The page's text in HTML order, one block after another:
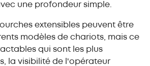
une profondeur simple.
extensibles peuvent être
modèles de chariots, mais ce
qui sont les plus
la visibilité de l'opérateur